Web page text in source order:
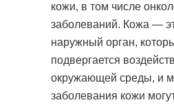
кожи, в том числе
заболеваний. Кожа —
наружный орган,
подвергается
окружающей среды, и
заболевания кожи